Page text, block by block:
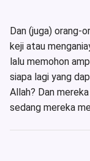
Dan (juga) orang-
keji atau
lalu memohon
siapa lagi yang
Allah? Dan
sedang mereka